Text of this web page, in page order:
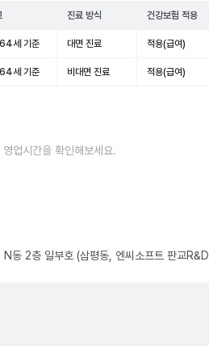
진료 방식 건강보험 적용
세 기준 대면 진료 적용(급여)
세 기준 비대면 진료 적용(급여)
업시간을 확인해보세요.
동 2층 일부호 (삼평동, 엔씨소프트 판교R&D